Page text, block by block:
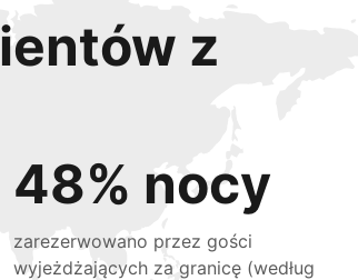
z
48% nocy
zarezerwowano przez gości
wyjeżdżających za granicę (według